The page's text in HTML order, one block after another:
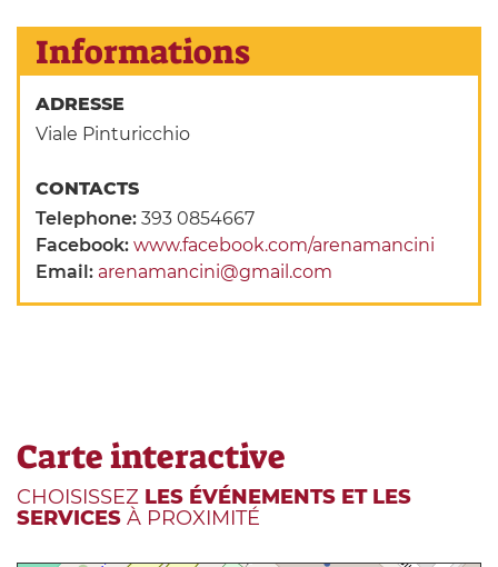
Informations
ADRESSE
Viale Pinturicchio
CONTACTS
Telephone:393 0854667
Facebook:www.facebook.com/arenamancini
Email: arenamancini@gmail.com
Carte interactive
CHOISISSEZ LES ÉVÉNEMENTS ET LES
SERVICES À PROXIMITÉ